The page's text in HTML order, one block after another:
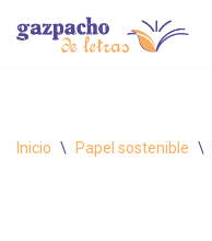
Inicio \ Papel sostenible \